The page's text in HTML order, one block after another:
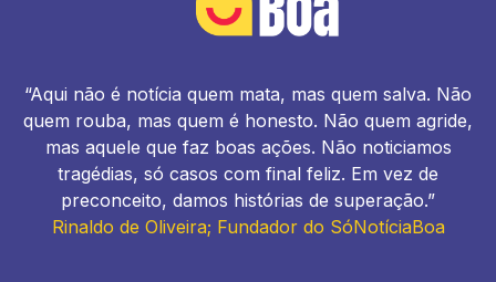
“Aqui não é notícia quem mata, mas quem salva. Não
quem rouba, mas quem é honesto. Não quem agride,
mas aquele que faz boas ações. Não noticiamos
tragédias, só casos com final feliz. Em vez de
preconceito, damos histórias de superação.”
Rinaldo de Oliveira; Fundador do SóNotíciaBoa